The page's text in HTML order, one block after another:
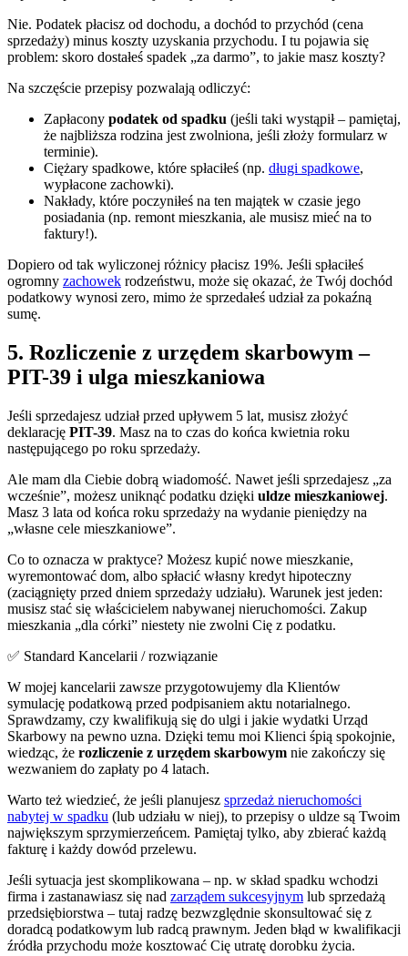
Nie. Podatek płacisz od dochodu, a dochód to przychód (cena
sprzedaży) minus koszty uzyskania przychodu. I tu pojawia się
problem: skoro dostałeś spadek „za darmo”, to jakie masz koszty?
Na szczęście przepisy pozwalają odliczyć:
Zapłacony podatek od spadku (jeśli taki wystąpił – pamiętaj,
że najbliższa rodzina jest zwolniona, jeśli złoży formularz w
terminie).
Ciężary spadkowe, które spłaciłeś (np. długi spadkowe,
wypłacone zachowki).
Nakłady, które poczyniłeś na ten majątek w czasie jego
posiadania (np. remont mieszkania, ale musisz mieć na to
faktury!).
Dopiero od tak wyliczonej różnicy płacisz 19%. Jeśli spłaciłeś
ogromny zachowek rodzeństwu, może się okazać, że Twój dochód
podatkowy wynosi zero, mimo że sprzedałeś udział za pokaźną
sumę.
5. Rozliczenie z urzędem skarbowym –
PIT-39 i ulga mieszkaniowa
Jeśli sprzedajesz udział przed upływem 5 lat, musisz złożyć
deklarację PIT-39. Masz na to czas do końca kwietnia roku
następującego po roku sprzedaży.
Ale mam dla Ciebie dobrą wiadomość. Nawet jeśli sprzedajesz „za
wcześnie”, możesz uniknąć podatku dzięki uldze mieszkaniowej.
Masz 3 lata od końca roku sprzedaży na wydanie pieniędzy na
„własne cele mieszkaniowe”.
Co to oznacza w praktyce? Możesz kupić nowe mieszkanie,
wyremontować dom, albo spłacić własny kredyt hipoteczny
(zaciągnięty przed dniem sprzedaży udziału). Warunek jest jeden:
musisz stać się właścicielem nabywanej nieruchomości. Zakup
mieszkania „dla córki” niestety nie zwolni Cię z podatku.
✅ Standard Kancelarii / rozwiązanie
W mojej kancelarii zawsze przygotowujemy dla Klientów
symulację podatkową przed podpisaniem aktu notarialnego.
Sprawdzamy, czy kwalifikują się do ulgi i jakie wydatki Urząd
Skarbowy na pewno uzna. Dzięki temu moi Klienci śpią spokojnie,
wiedząc, że rozliczenie z urzędem skarbowym nie zakończy się
wezwaniem do zapłaty po 4 latach.
Warto też wiedzieć, że jeśli planujesz sprzedaż nieruchomości
nabytej w spadku (lub udziału w niej), to przepisy o uldze są Twoim
największym sprzymierzeńcem. Pamiętaj tylko, aby zbierać każdą
fakturę i każdy dowód przelewu.
Jeśli sytuacja jest skomplikowana – np. w skład spadku wchodzi
firma i zastanawiasz się nad zarządem sukcesyjnym lub sprzedażą
przedsiębiorstwa – tutaj radzę bezwzględnie skonsultować się z
doradcą podatkowym lub radcą prawnym. Jeden błąd w kwalifikacji
źródła przychodu może kosztować Cię utratę dorobku życia.